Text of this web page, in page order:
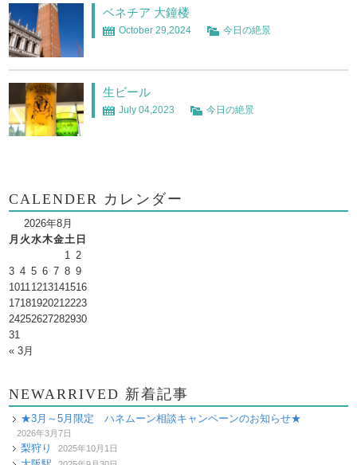
ベネチア 大鐘楼
October 29,2024 今日の絶景
生ビール
July 04,2023 今日の絶景
CALENDER カレンダー
2026年8月
月 火水木金土 日
1
2
3 4 5 6 7 8 9
1011 1213141516
1718192021 2223
24252627282930
31
« 3月
NEWARRIVED 新着記事
★3月～5月限定 ハネムーン相談キャンペーンのお知らせ★
2026年3月7日
梨狩り 2025年10月1日